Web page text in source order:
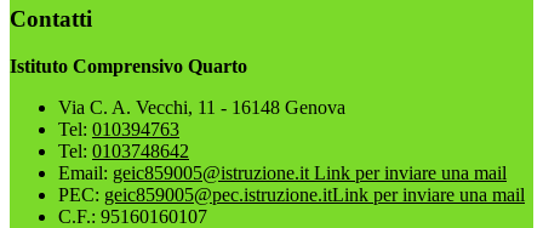
Contatti
Istituto Comprensivo Quarto
Via C. A. Vecchi, 11 - 16148 Genova
Tel: 010394763
Tel: 0103748642
Email: geic859005@istruzione.it Link per inviare una mail
PEC: geic859005@pec.istruzione.itLink per inviare una mail
C.F.: 95160160107